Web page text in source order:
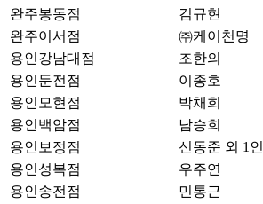
완주봉동점
김규현
완주이서점
㈜케이천명
용인강남대점
조한의
용인둔전점
이종호
용인모현점
박채희
용인백암점
남승희
용인보정점
신동준 외 1인
용인성복점
우주연
용인송전점
민통근